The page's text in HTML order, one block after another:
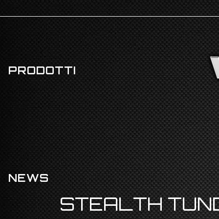
PRODOTTI
NEWS
STEALTH